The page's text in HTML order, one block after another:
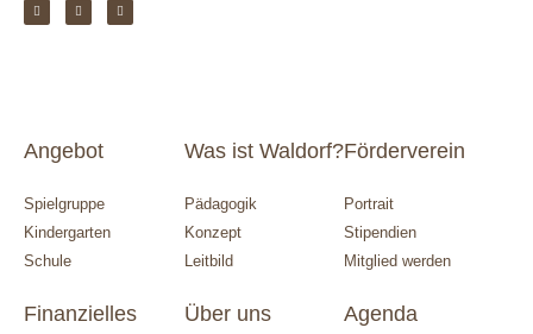
Angebot
Spielgruppe
Kindergarten
Schule
Finanzielles
Was ist Waldorf?
Pädagogik
Konzept
Leitbild
Über uns
Förderverein
Portrait
Stipendien
Mitglied werden
Agenda